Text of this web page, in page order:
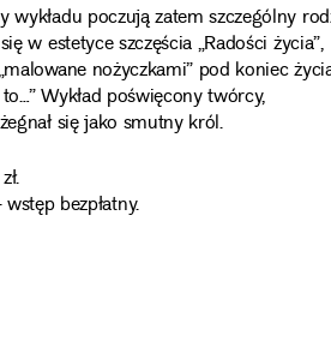
wykładu poczują zatem szczególny
w estetyce szczęścia „Radości życia”,
nożyczkami” pod koniec
Wykład poświęcony twórcy,
się jako smutny król.
bezpłatny.